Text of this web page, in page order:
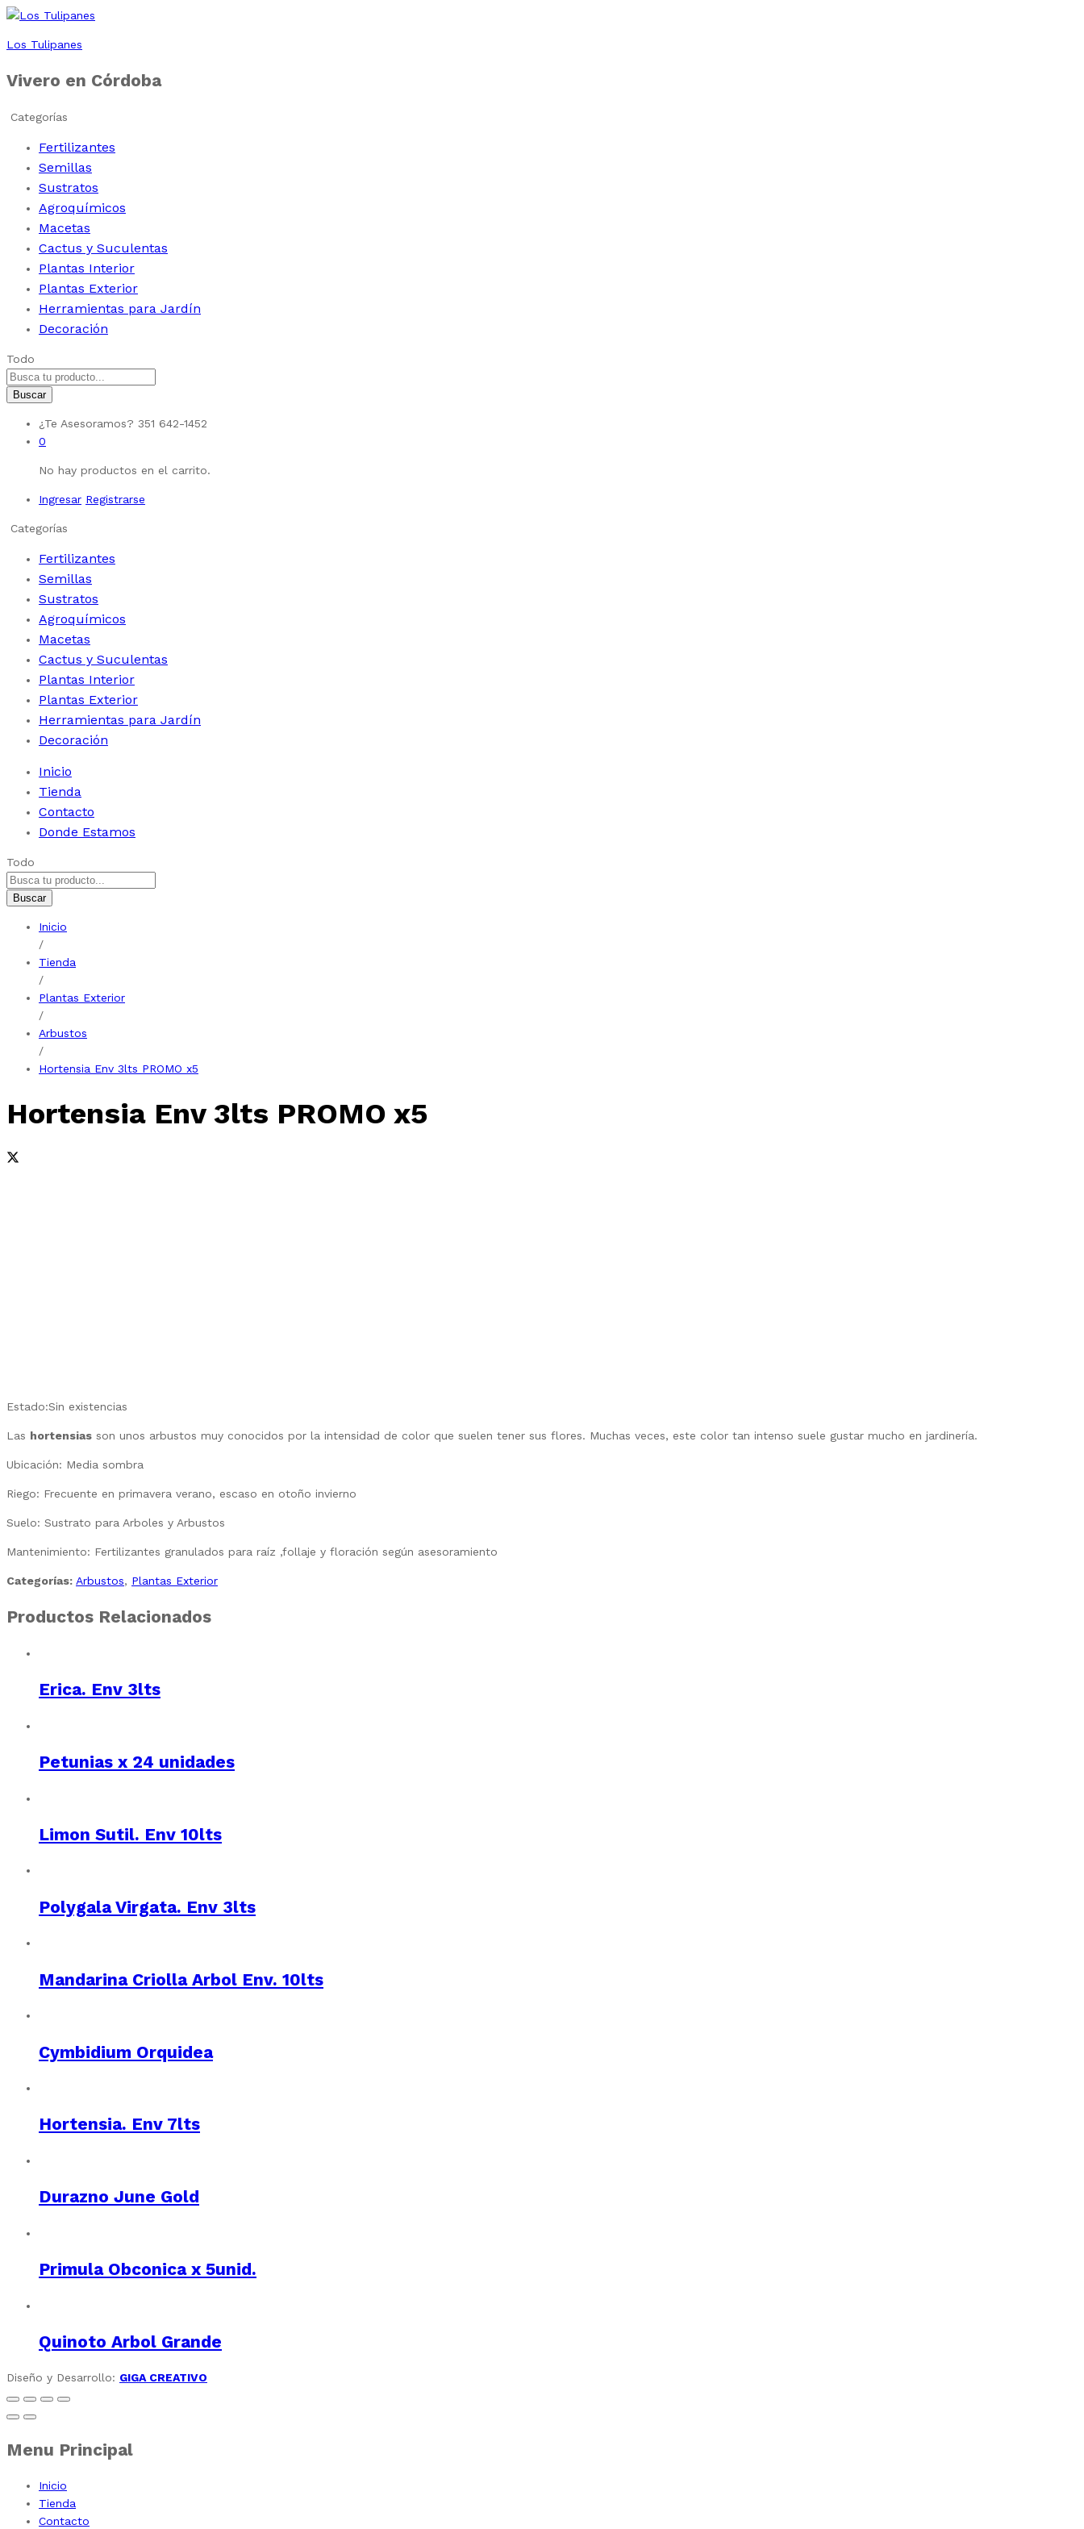
Los Tulipanes
Vivero en Córdoba
Categorías
Fertilizantes
Semillas
Sustratos
Agroquímicos
Macetas
Cactus y Suculentas
Plantas Interior
Plantas Exterior
Herramientas para Jardín
Decoración
Todo
Buscar
¿Te Asesoramos? 351 642-1452
0
No hay productos en el carrito.
Ingresar Registrarse
Categorías
Fertilizantes
Semillas
Sustratos
Agroquímicos
Macetas
Cactus y Suculentas
Plantas Interior
Plantas Exterior
Herramientas para Jardín
Decoración
Inicio
Tienda
Contacto
Donde Estamos
Todo
Buscar
Inicio
/
Tienda
/
Plantas Exterior
/
Arbustos
/
Hortensia Env 3lts PROMO x5
Hortensia Env 3lts PROMO x5
Estado:Sin existencias
Las hortensias son unos arbustos muy conocidos por la intensidad de color que suelen tener sus flores. Muchas veces, este color tan intenso suele gustar mucho en jardinería.
Ubicación: Media sombra
Riego: Frecuente en primavera verano, escaso en otoño invierno
Suelo: Sustrato para Arboles y Arbustos
Mantenimiento: Fertilizantes granulados para raíz ,follaje y floración según asesoramiento
Categorías: Arbustos, Plantas Exterior
Productos Relacionados
Erica. Env 3lts
Petunias x 24 unidades
Limon Sutil. Env 10lts
Polygala Virgata. Env 3lts
Mandarina Criolla Arbol Env. 10lts
Cymbidium Orquidea
Hortensia. Env 7lts
Durazno June Gold
Primula Obconica x 5unid.
Quinoto Arbol Grande
Diseño y Desarrollo: GIGA CREATIVO
Menu Principal
Inicio
Tienda
Contacto